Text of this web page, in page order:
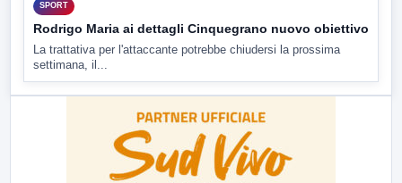
SPORT
Rodrigo Maria ai dettagli Cinquegrano nuovo obiettivo
La trattativa per l'attaccante potrebbe chiudersi la prossima
settimana, il...